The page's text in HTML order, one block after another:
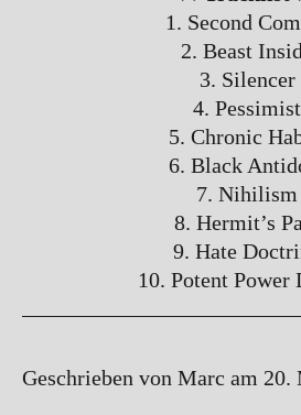
1. Second
2. Beast
3. Silencer
4. Pessimist
5. Chronic
6. Black
7. Nihilism
8. Hermit’s
9. Hate
10. Potent Power
Geschrieben von Marc am 20.